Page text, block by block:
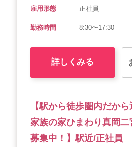
雇用形態 正社員
勤務時間 8:30〜17:30
詳しくみる
【駅から徒歩圏内だから
家族の家ひまわり真岡
募集中！】駅近/正社員